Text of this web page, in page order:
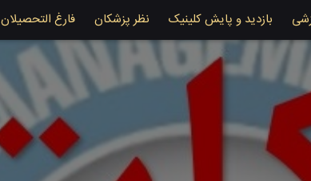
بازدید و پایش کلینیک نظر پزشکان فارغ التحصیلان